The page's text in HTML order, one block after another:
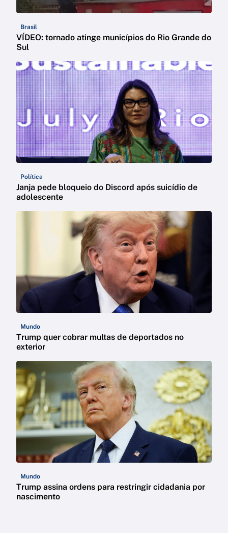
Brasil
VÍDEO: tornado atinge municípios do Rio Grande do
Sul
Política
Janja pede bloqueio do Discord após suicídio de
adolescente
Mundo
Trump quer cobrar multas de deportados no
exterior
Mundo
Trump assina ordens para restringir cidadania por
nascimento